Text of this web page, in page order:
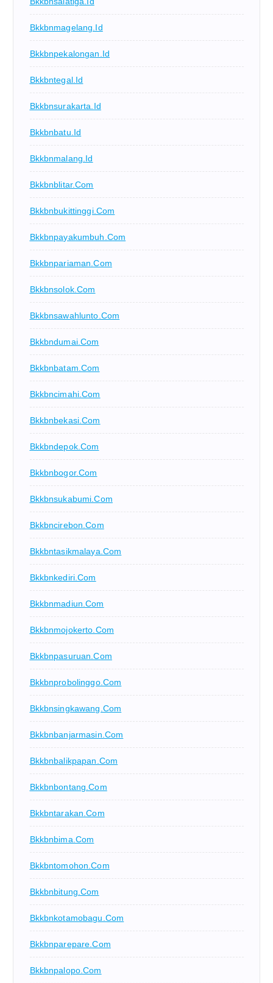
Bkkbnmagelang.id
Bkkbnpekalongan.id
Bkkbntegal.id
Bkkbnsurakarta.id
Bkkbnbatu.id
Bkkbnmalang.id
Bkkbnblitar.com
Bkkbnbukittinggi.com
Bkkbnpayakumbuh.com
Bkkbnpariaman.com
Bkkbnsolok.com
Bkkbnsawahlunto.com
Bkkbndumai.com
Bkkbnbatam.com
Bkkbncimahi.com
Bkkbnbekasi.com
Bkkbndepok.com
Bkkbnbogor.com
Bkkbnsukabumi.com
Bkkbncirebon.com
Bkkbntasikmalaya.com
Bkkbnkediri.com
Bkkbnmadiun.com
Bkkbnmojokerto.com
Bkkbnpasuruan.com
Bkkbnprobolinggo.com
Bkkbnsingkawang.com
Bkkbnbanjarmasin.com
Bkkbnbalikpapan.com
Bkkbnbontang.com
Bkkbntarakan.com
Bkkbnbima.com
Bkkbntomohon.com
Bkkbnbitung.com
Bkkbnkotamobagu.com
Bkkbnparepare.com
Bkkbnpalopo.com